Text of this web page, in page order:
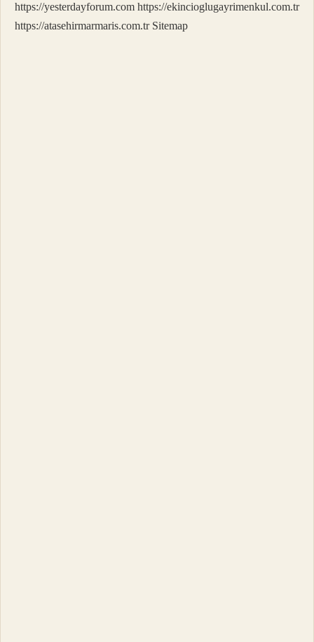
https://yesterdayforum.com https://ekincioglugayrimenkul.com.tr
https://atasehirmarmaris.com.tr Sitemap